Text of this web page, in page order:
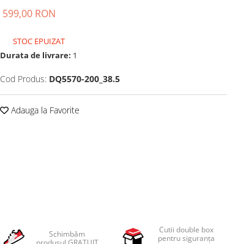
599,00 RON
STOC EPUIZAT
Durata de livrare: 1
Cod Produs: DQ5570-200_38.5
Adauga la Favorite
Schimbăm
Cutii double box
pentru siguranța